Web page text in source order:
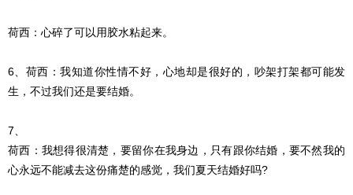
荷西：心碎了可以用胶水粘起来。
6、荷西：我知道你性情不好，心地却是很好的，吵架打架都可能发
生，不过我们还是要结婚。
7、
荷西：我想得很清楚，要留你在我身边，只有跟你结婚，要不然我的
心永远不能减去这份痛楚的感觉，我们夏天结婚好吗?